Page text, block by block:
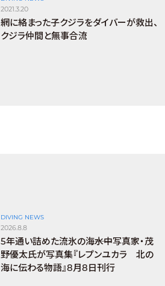
2021.3.20
網に絡まった子クジラをダイバーが救出、
クジラ仲間と無事合流
DIVING NEWS
2026.8.8
5年通い詰めた流氷の海――水中写真家・茂
野優太氏が写真集『レプンユカラ 北の
海に伝わる物語』8月8日刊行